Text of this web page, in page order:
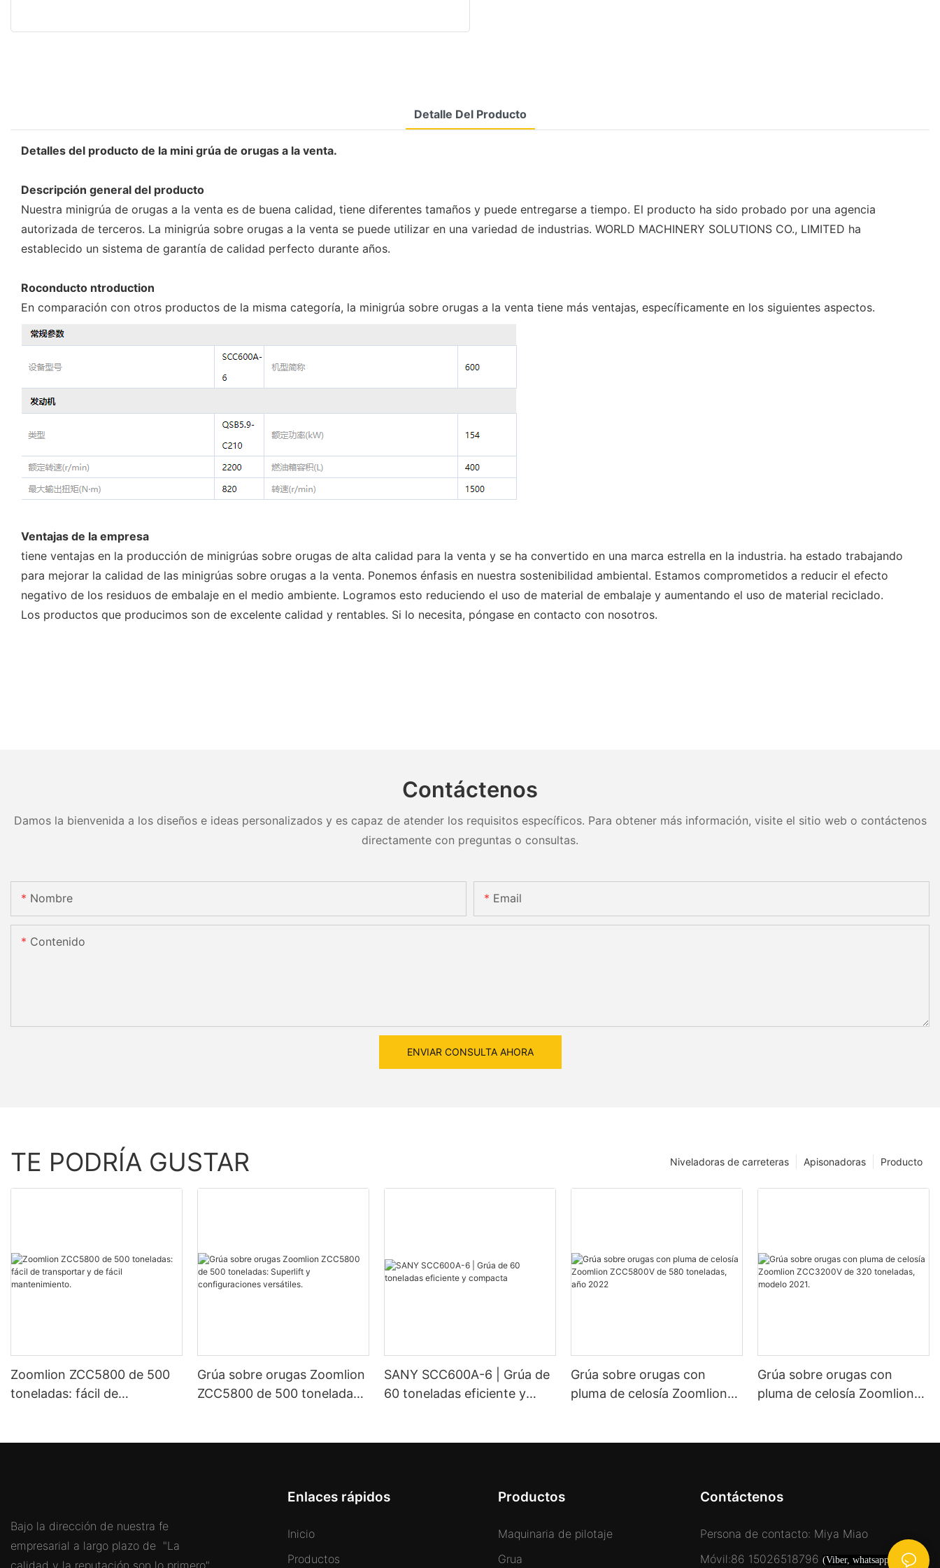
Detalle Del Producto
Detalles del producto de la mini grúa de orugas a la venta.
Descripción general del producto
Nuestra minigrúa de orugas a la venta es de buena calidad, tiene diferentes tamaños y puede entregarse a tiempo. El producto ha sido probado por una agencia
autorizada de terceros. La minigrúa sobre orugas a la venta se puede utilizar en una variedad de industrias. WORLD MACHINERY SOLUTIONS CO., LIMITED ha
establecido un sistema de garantía de calidad perfecto durante años.
Roconducto ntroduction
En comparación con otros productos de la misma categoría, la minigrúa sobre orugas a la venta tiene más ventajas, específicamente en los siguientes aspectos.
Ventajas de la empresa
tiene ventajas en la producción de minigrúas sobre orugas de alta calidad para la venta y se ha convertido en una marca estrella en la industria. ha estado trabajando
para mejorar la calidad de las minigrúas sobre orugas a la venta. Ponemos énfasis en nuestra sostenibilidad ambiental. Estamos comprometidos a reducir el efecto
negativo de los residuos de embalaje en el medio ambiente. Logramos esto reduciendo el uso de material de embalaje y aumentando el uso de material reciclado.
Los productos que producimos son de excelente calidad y rentables. Si lo necesita, póngase en contacto con nosotros.
Contáctenos
Damos la bienvenida a los diseños e ideas personalizados y es capaz de atender los requisitos específicos. Para obtener más información, visite el sitio web o contáctenos
directamente con preguntas o consultas.
Nombre Email
Contenido
ENVIAR CONSULTA AHORA
TE PODRÍA GUSTAR Producto
Apisonadoras
Niveladoras de carreteras
Zoomlion ZCC5800 de 500
toneladas: fácil de
Grúa sobre orugas Zoomlion
ZCC5800 de 500 toneladas:
SANY SCC600A-6 | Grúa de
60 toneladas eficiente y
Grúa sobre orugas con
pluma de celosía Zoomlion
Grúa sobre orugas con
pluma de celosía Zoomlion
Bajo la dirección de nuestra fe
empresarial a largo plazo de "La
Enlaces rápidos
Inicio
Productos
Productos
Maquinaria de pilotaje
Grua
Contáctenos
Persona de contacto: Miya Miao
Móvil:86 15026518796 (Viber, whatsapp, wechat)